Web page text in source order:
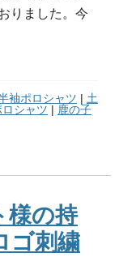
りました。今
袖ポロシャツ | 土
シャツ | 鹿の子
様の持
ゴ刺繍